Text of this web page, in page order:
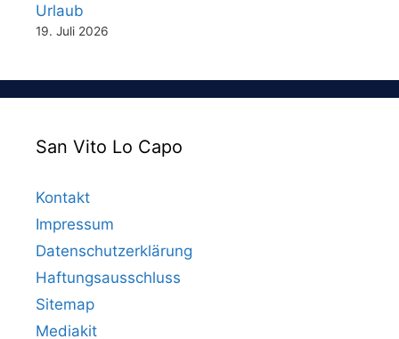
Urlaub
19. Juli 2026
San Vito Lo Capo
Kontakt
Impressum
Datenschutzerklärung
Haftungsausschluss
Sitemap
Mediakit